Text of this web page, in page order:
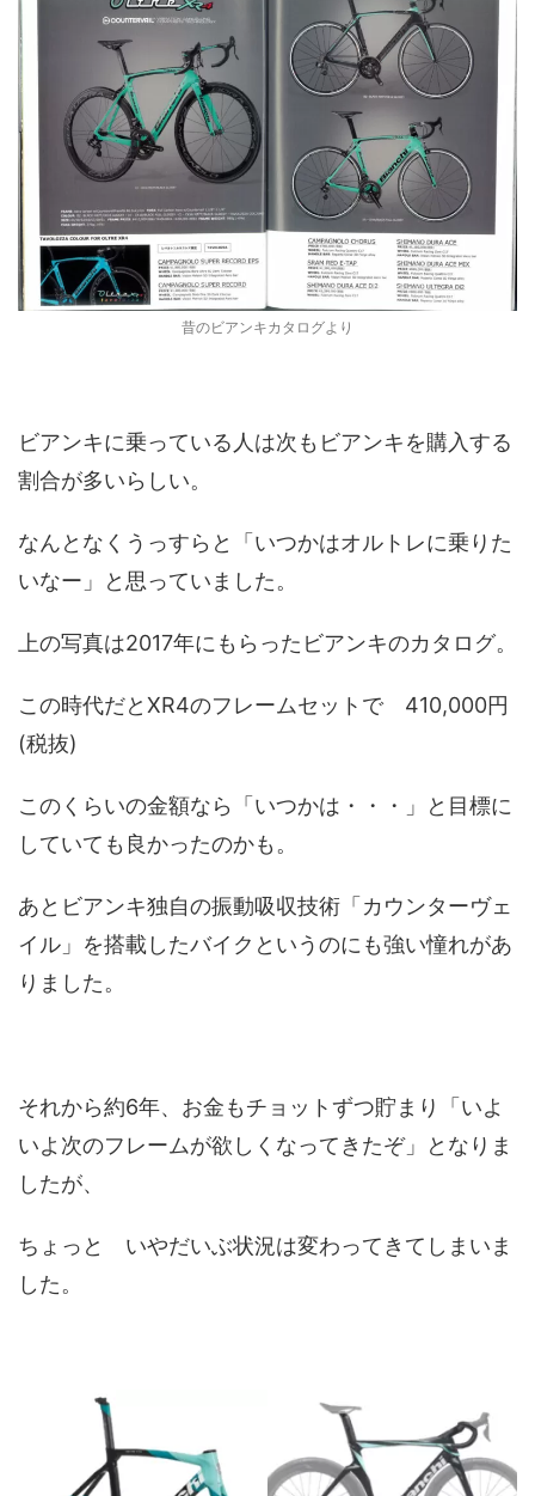
昔のビアンキカタログより
ビアンキに乗っている人は次もビアンキを購入する
割合が多いらしい。
なんとなくうっすらと「いつかはオルトレに乗りた
いなー」と思っていました。
上の写真は2017年にもらったビアンキのカタログ。
この時代だとXR4のフレームセットで 410,000円
(税抜)
このくらいの金額なら「いつかは・・・」と目標に
していても良かったのかも。
あとビアンキ独自の振動吸収技術「カウンターヴェ
イル」を搭載したバイクというのにも強い憧れがあ
りました。
それから約6年、お金もチョットずつ貯まり「いよ
いよ次のフレームが欲しくなってきたぞ」となりま
したが、
ちょっと いやだいぶ状況は変わってきてしまいま
した。